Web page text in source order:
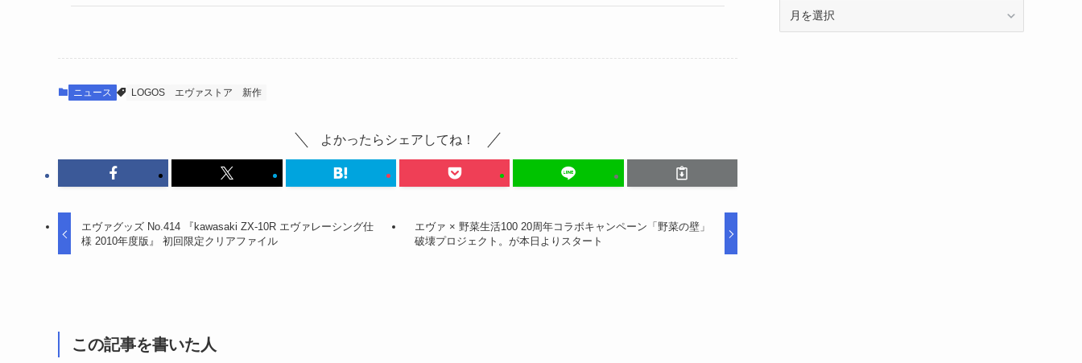
ニュース LOGOS エヴァストア 新作
よかったらシェアしてね！
エヴァグッズ No.414 『kawasaki ZX-10R エヴァレーシング仕
様 2010年度版』 初回限定クリアファイル
エヴァ × 野菜生活100 20周年コラボキャンペーン「野菜の壁」
破壊プロジェクト。が本日よりスタート
この記事を書いた人